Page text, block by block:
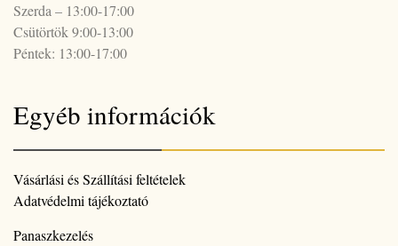
Szerda – 13:00-17:00
Csütörtök 9:00-13:00
Péntek: 13:00-17:00
Egyéb információk
Vásárlási és Szállítási feltételek
Adatvédelmi tájékoztató
Panaszkezelés